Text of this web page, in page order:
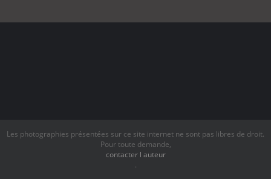
Les photographies présentées sur ce site internet ne sont pas libres de droit.
Pour toute demande,
contacter l auteur
.